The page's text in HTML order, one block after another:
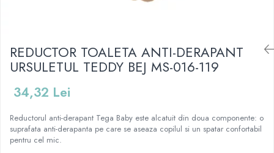
Reductoare moi
Seturi cadite 86 cm
Seturi cadite 92 cm
Suporti anatomici plastic
Suporti anatomici textili
Patuturi pliabile
Sisteme de siguranta copii
REDUCTOR TOALETA ANTI-DERAPANT
URSULETUL TEDDY BEJ MS-016-119
34,32 Lei
Reductorul anti-derapant Tega Baby este alcatuit din doua componente: o
suprafata anti-derapanta pe care se aseaza copilul si un spatar confortabil
pentru cel mic.